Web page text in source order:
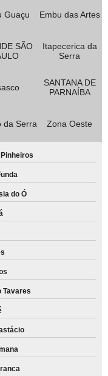
Guaçu Embu das Artes
SÃO
Itapecerica da
Serra
SANTANA DE
PARNAÍBA
da Serra Zona Oeste
do Ó
Tavares